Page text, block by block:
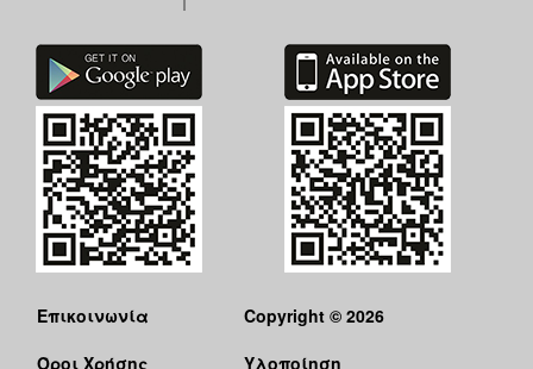
Επικοινωνία
Όροι Χρήσης
Copyright © 2026
Υλοποίηση